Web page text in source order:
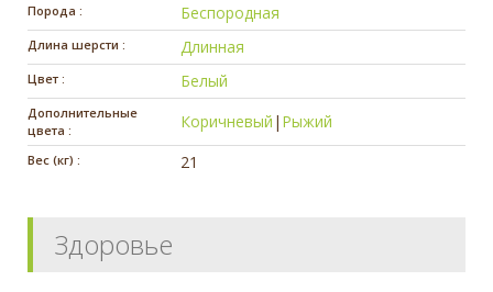
Порода : Беспородная
Длина шерсти : Длинная
Цвет : Белый
Дополнительные
цвета :
Коричневый | Рыжий
Вес (кг) : 21
Здоровье